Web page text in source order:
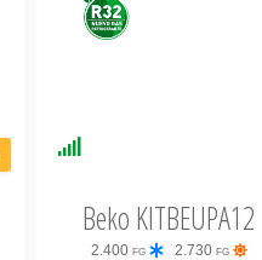
Beko KITBEUPA12
2.400 fg 2.730 fg